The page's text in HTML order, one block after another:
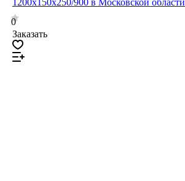
0
Заказать